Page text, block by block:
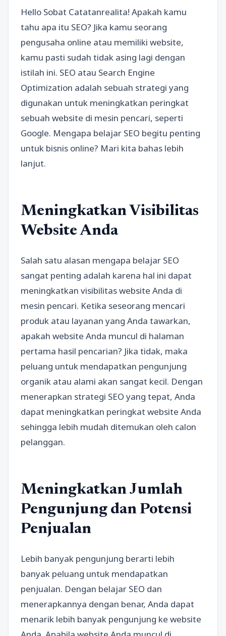
Hello Sobat Catatanrealita! Apakah kamu
tahu apa itu SEO? Jika kamu seorang
pengusaha online atau memiliki website,
kamu pasti sudah tidak asing lagi dengan
istilah ini. SEO atau Search Engine
Optimization adalah sebuah strategi yang
digunakan untuk meningkatkan peringkat
sebuah website di mesin pencari, seperti
Google. Mengapa belajar SEO begitu penting
untuk bisnis online? Mari kita bahas lebih
lanjut.
Meningkatkan Visibilitas
Website Anda
Salah satu alasan mengapa belajar SEO
sangat penting adalah karena hal ini dapat
meningkatkan visibilitas website Anda di
mesin pencari. Ketika seseorang mencari
produk atau layanan yang Anda tawarkan,
apakah website Anda muncul di halaman
pertama hasil pencarian? Jika tidak, maka
peluang untuk mendapatkan pengunjung
organik atau alami akan sangat kecil. Dengan
menerapkan strategi SEO yang tepat, Anda
dapat meningkatkan peringkat website Anda
sehingga lebih mudah ditemukan oleh calon
pelanggan.
Meningkatkan Jumlah
Pengunjung dan Potensi
Penjualan
Lebih banyak pengunjung berarti lebih
banyak peluang untuk mendapatkan
penjualan. Dengan belajar SEO dan
menerapkannya dengan benar, Anda dapat
menarik lebih banyak pengunjung ke website